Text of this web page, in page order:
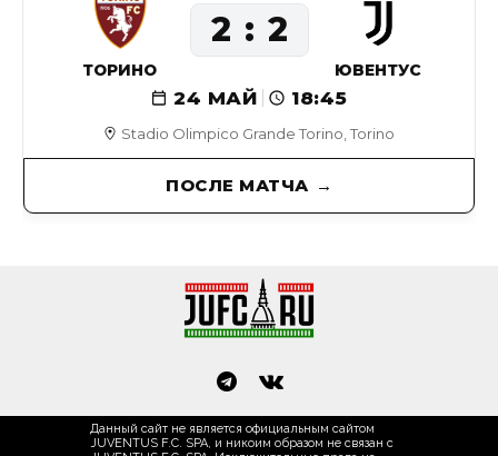
Stadio Olimpico Grande Torino, Torino
24 МАЙ 18:45
ТОРИНО
2 2
ЮВЕНТУС
ПОСЛЕ МАТЧА
Данный сайт не является официальным сайтом
JUVENTUS F.C. SPA, и никоим образом не связан с